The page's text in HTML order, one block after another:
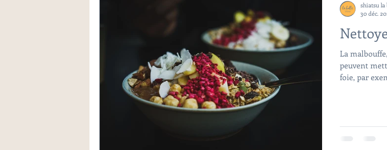
détox, jus, fruits crise d'angoisse, stress rêves
La
peuvent
foie, par
shiatsu la
30 déc.